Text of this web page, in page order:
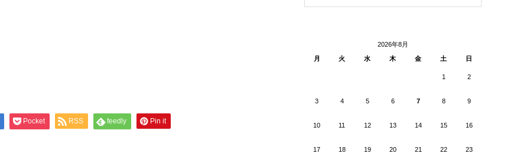
Pocket RSS feedly Pin it
2026年8月
月
火 水 木 金 土 日
1 2
3 4 5 6 7 8 9
10 11 12 13 14 15 16
17 18 19 20 21 22 23